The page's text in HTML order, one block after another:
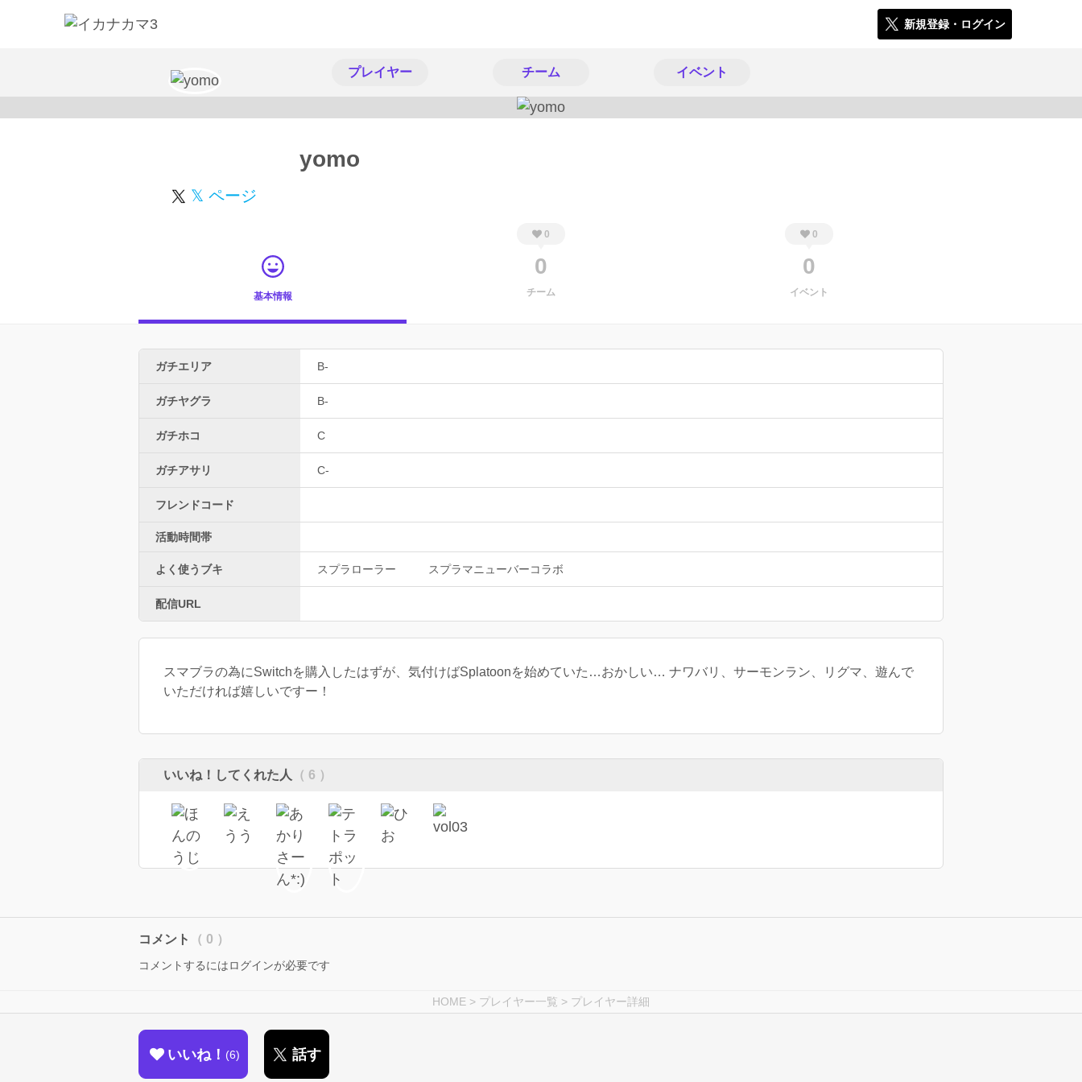
新規登録・ログイン
プレイヤー チーム イベント
yomo
𝕏 ページ
基本情報
0
0
チーム
0
0
イベント
ガチエリア B-
ガチヤグラ B-
ガチホコ C
ガチアサリ C-
フレンドコード
活動時間帯
よく使うブキ スプラローラー スプラマニューバーコラボ
配信URL
スマブラの為にSwitchを購入したはずが、気付けばSplatoonを始めていた…おかしい… ナワバリ、サーモンラン、リグマ、遊んで
いただければ嬉しいですー！
いいね！してくれた人 （ 6 ）
コメント （ 0 ）
コメントするにはログインが必要です
HOME > プレイヤー一覧 > プレイヤー詳細
いいね！ 6 話す